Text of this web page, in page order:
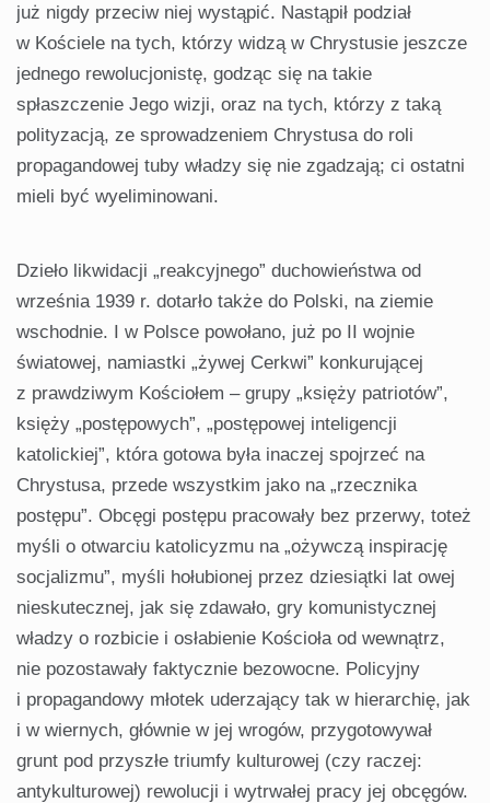
już nigdy przeciw niej wystąpić. Nastąpił podział
w Kościele na tych, którzy widzą w Chrystusie jeszcze
jednego rewolucjonistę, godząc się na takie
spłaszczenie Jego wizji, oraz na tych, którzy z taką
polityzacją, ze sprowadzeniem Chrystusa do roli
propagandowej tuby władzy się nie zgadzają; ci ostatni
mieli być wyeliminowani.
Dzieło likwidacji „reakcyjnego” duchowieństwa od
września 1939 r. dotarło także do Polski, na ziemie
wschodnie. I w Polsce powołano, już po II wojnie
światowej, namiastki „żywej Cerkwi” konkurującej
z prawdziwym Kościołem – grupy „księży patriotów”,
księży „postępowych”, „postępowej inteligencji
katolickiej”, która gotowa była inaczej spojrzeć na
Chrystusa, przede wszystkim jako na „rzecznika
postępu”. Obcęgi postępu pracowały bez przerwy, toteż
myśli o otwarciu katolicyzmu na „ożywczą inspirację
socjalizmu”, myśli hołubionej przez dziesiątki lat owej
nieskutecznej, jak się zdawało, gry komunistycznej
władzy o rozbicie i osłabienie Kościoła od wewnątrz,
nie pozostawały faktycznie bezowocne. Policyjny
i propagandowy młotek uderzający tak w hierarchię, jak
i w wiernych, głównie w jej wrogów, przygotowywał
grunt pod przyszłe triumfy kulturowej (czy raczej:
antykulturowej) rewolucji i wytrwałej pracy jej obcęgów.